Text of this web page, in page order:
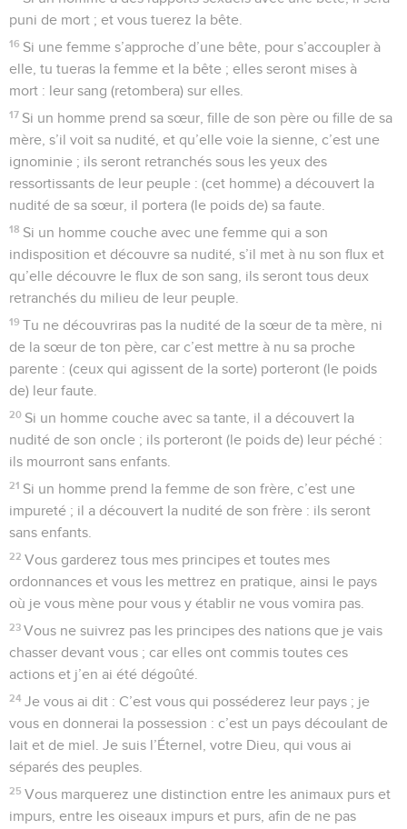
puni de mort ; et vous tuerez la bête.
16 Si une femme s’approche d’une bête, pour s’accoupler à
elle, tu tueras la femme et la bête ; elles seront mises à
mort : leur sang (retombera) sur elles.
17 Si un homme prend sa sœur, fille de son père ou fille de sa
mère, s’il voit sa nudité, et qu’elle voie la sienne, c’est une
ignominie ; ils seront retranchés sous les yeux des
ressortissants de leur peuple : (cet homme) a découvert la
nudité de sa sœur, il portera (le poids de) sa faute.
18 Si un homme couche avec une femme qui a son
indisposition et découvre sa nudité, s’il met à nu son flux et
qu’elle découvre le flux de son sang, ils seront tous deux
retranchés du milieu de leur peuple.
19 Tu ne découvriras pas la nudité de la sœur de ta mère, ni
de la sœur de ton père, car c’est mettre à nu sa proche
parente : (ceux qui agissent de la sorte) porteront (le poids
de) leur faute.
20 Si un homme couche avec sa tante, il a découvert la
nudité de son oncle ; ils porteront (le poids de) leur péché :
ils mourront sans enfants.
21 Si un homme prend la femme de son frère, c’est une
impureté ; il a découvert la nudité de son frère : ils seront
sans enfants.
22 Vous garderez tous mes principes et toutes mes
ordonnances et vous les mettrez en pratique, ainsi le pays
où je vous mène pour vous y établir ne vous vomira pas.
23 Vous ne suivrez pas les principes des nations que je vais
chasser devant vous ; car elles ont commis toutes ces
actions et j’en ai été dégoûté.
24 Je vous ai dit : C’est vous qui posséderez leur pays ; je
vous en donnerai la possession : c’est un pays découlant de
lait et de miel. Je suis l’Éternel, votre Dieu, qui vous ai
séparés des peuples.
25 Vous marquerez une distinction entre les animaux purs et
impurs, entre les oiseaux impurs et purs, afin de ne pas